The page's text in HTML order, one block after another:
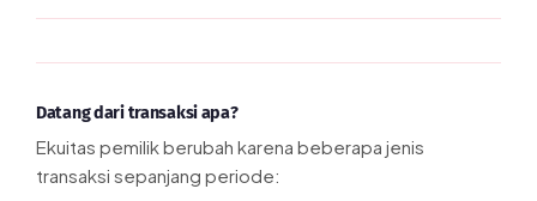
Datang dari transaksi apa?
Ekuitas pemilik berubah karena beberapa jenis
transaksi sepanjang periode: